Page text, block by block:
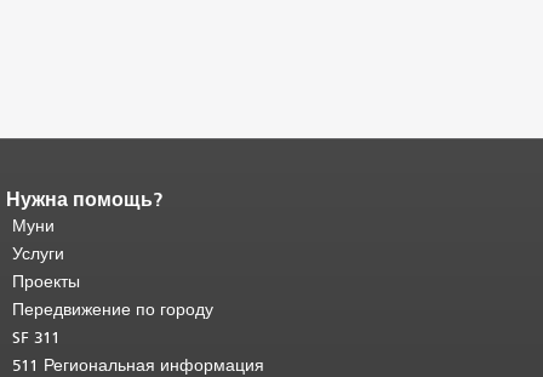
Конец содержимого
страницы.
страницы повторяется на каждой
странице.
основного содержимого .
Нужна помощь?
Муни
Услуги
Проекты
Передвижение по городу
SF 311
511 Региональная информация